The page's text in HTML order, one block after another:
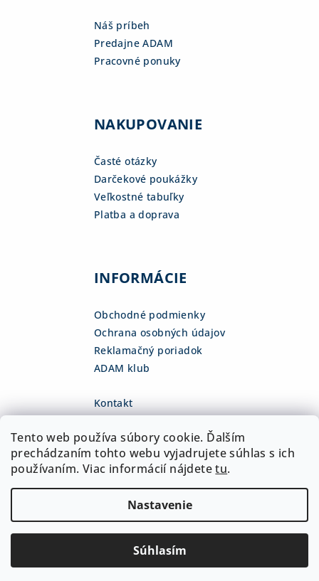
Tento web používa súbory cookie. Ďalším
prechádzaním tohto webu vyjadrujete súhlas s ich
používaním. Viac informácií nájdetetu.
Nastavenie
Súhlasím
Náš príbeh
Predajne ADAM
Pracovné ponuky
NAKUPOVANIE
Časté otázky
Darčekové poukážky
Veľkostné tabuľky
Platba a doprava
INFORMÁCIE
Obchodné podmienky
Ochrana osobných údajov
Reklamačný poriadok
ADAM klub
Kontakt
+421 918 468 475
fb.com/adamshop.sk
adamshop.sk
Vytvoril Shoptet